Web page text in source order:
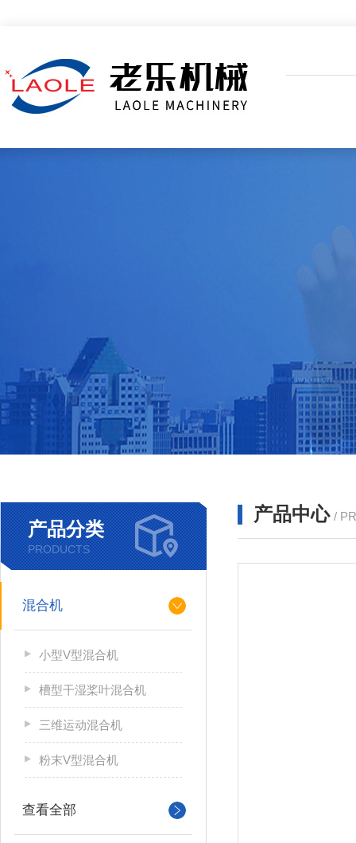
产品分类
PRODUCTS
混合机
小型V型混合机
槽型干湿桨叶混合机
三维运动混合机
粉末V型混合机
查看全部
产品中心 /